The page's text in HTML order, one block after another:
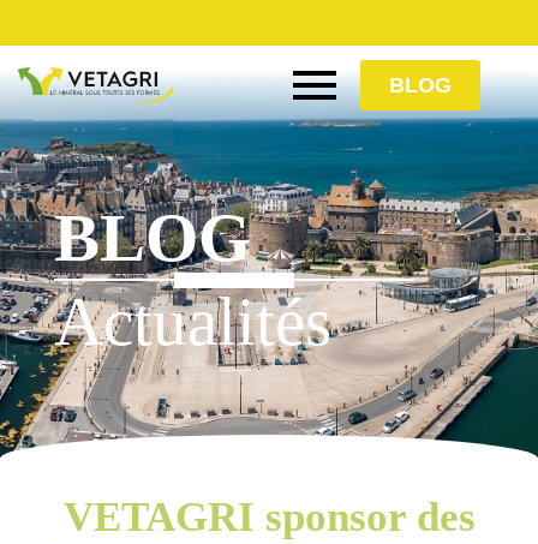
BLOG
BLOG
Actualités
VETAGRI sponsor des